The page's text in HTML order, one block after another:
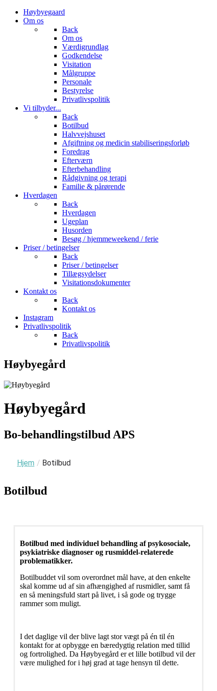
Høybyegaard
Om os
Back
Om os
Værdigrundlag
Godkendelse
Visitation
Målgruppe
Personale
Bestyrelse
Privatlivspolitik
Vi tilbyder...
Back
Botilbud
Halvvejshuset
Afgiftning og medicin stabiliseringsforløb
Foredrag
Efterværn
Efterbehandling
Rådgivning og terapi
Familie & pårørende
Hverdagen
Back
Hverdagen
Ugeplan
Husorden
Besøg / hjemmeweekend / ferie
Priser / betingelser
Back
Priser / betingelser
Tillægsydelser
Visitationsdokumenter
Kontakt os
Back
Kontakt os
Instagram
Privatlivspolitik
Back
Privatlivspolitik
Høybyegård
Høybyegård
Bo-behandlingstilbud APS
Hjem / Botilbud
Botilbud
Botilbud med individuel behandling af psykosociale,
psykiatriske diagnoser og rusmiddel-relaterede
problematikker.
Botilbuddet vil som overordnet mål have, at den enkelte
skal komme ud af sin afhængighed af rusmidler, samt få
en så meningsfuld start på livet, i så gode og trygge
rammer som muligt.
I det daglige vil der blive lagt stor vægt på én til én
kontakt for at opbygge en bæredygtig relation med tillid
og fortrolighed. Da Høybyegård er et lille botilbud vil der
være mulighed for i høj grad at tage hensyn til dette.